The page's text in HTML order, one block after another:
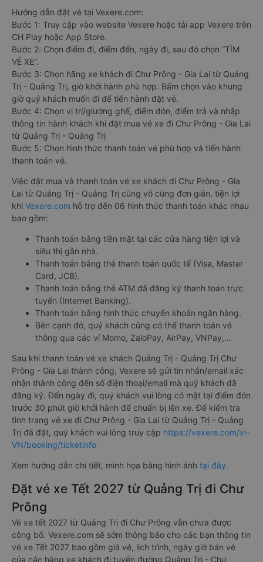
Hướng dẫn đặt vé tại Vexere.com:
Bước 1: Truy cập vào website Vexere hoặc tải app Vexere trên
CH Play hoặc App Store.
Bước 2: Chọn điểm đi, điểm đến, ngày đi, sau đó chọn “TÌM
VÉ XE”.
Bước 3: Chọn hãng xe khách đi Chư Prông - Gia Lai từ Quảng
Trị - Quảng Trị, giờ khởi hành phù hợp. Bấm chọn vào khung
giờ quý khách muốn đi để tiến hành đặt vé.
Bước 4: Chọn vị trí/giường ghế, điểm đón, điểm trả và nhập
thông tin hành khách khi đặt mua vé xe đi Chư Prông - Gia Lai
từ Quảng Trị - Quảng Trị
Bước 5: Chọn hình thức thanh toán vé phù hợp và tiến hành
thanh toán vé.
Việc đặt mua và thanh toán vé xe khách đi Chư Prông - Gia
Lai từ Quảng Trị - Quảng Trị cũng vô cùng đơn giản, tiện lợi
khi Vexere.com hỗ trợ đến 06 hình thức thanh toán khác nhau
bao gồm:
Thanh toán bằng tiền mặt tại các cửa hàng tiện lợi và
siêu thị gần nhà.
Thanh toán bằng thẻ thanh toán quốc tế (Visa, Master
Card, JCB).
Thanh toán bằng thẻ ATM đã đăng ký thanh toán trực
tuyến (Internet Banking).
Thanh toán bằng hình thức chuyển khoản ngân hàng.
Bên cạnh đó, quý khách cũng có thể thanh toán vé
thông qua các ví Momo, ZaloPay, AirPay, VNPay,…
Sau khi thanh toán vé xe khách Quảng Trị - Quảng Trị Chư
Prông - Gia Lai thành công, Vexere sẽ gửi tin nhắn/email xác
nhận thành công đến số điện thoại/email mà quý khách đã
đăng ký. Đến ngày đi, quý khách vui lòng có mặt tại điểm đón
trước 30 phút giờ khởi hành để chuẩn bị lên xe. Để kiểm tra
tình trạng vé xe đi Chư Prông - Gia Lai từ Quảng Trị - Quảng
Trị đã đặt, quý khách vui lòng truy cập https://vexere.com/vi-
VN/booking/ticketinfo
Xem hướng dẫn chi tiết, minh họa bằng hình ảnh tại đây.
Đặt vé xe Tết 2027 từ Quảng Trị đi Chư
Prông
Vé xe tết 2027 từ Quảng Trị đi Chư Prông vẫn chưa được
công bố. Vexere.com sẽ sớm thông báo cho các bạn thông tin
vé xe Tết 2027 bao gồm giá vé, lịch trình, ngày giờ bán vé
của các hãng xe khách đi tuyến đường Quảng Trị - Chư